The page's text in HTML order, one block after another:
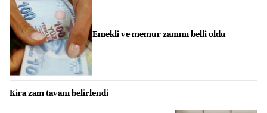
Emekli ve memur zammı belli oldu
Kira zam tavanı belirlendi